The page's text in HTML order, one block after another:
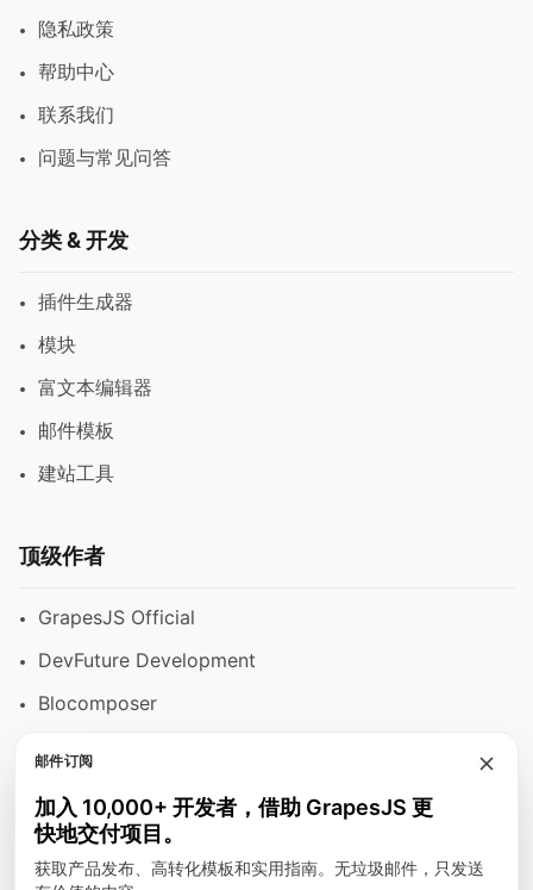
隐私政策
帮助中心
联系我们
问题与常见问答
分类 & 开发
插件生成器
模块
富文本编辑器
邮件模板
建站工具
顶级作者
GrapesJS Official
DevFuture Development
Blocomposer
安全支付方式
邮件订阅
加入 10,000+ 开发者，借助 GrapesJS 更
快地交付项目。
获取产品发布、高转化模板和实用指南。无垃圾邮件，只发送